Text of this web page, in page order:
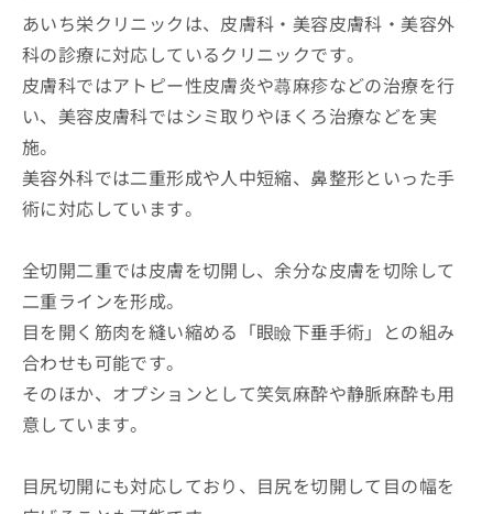
あいち栄クリニックは、皮膚科・美容皮膚科・美容外
科の診療に対応しているクリニックです。
皮膚科ではアトピー性皮膚炎や蕁麻疹などの治療を行
い、美容皮膚科ではシミ取りやほくろ治療などを実
施。
美容外科では二重形成や人中短縮、鼻整形といった手
術に対応しています。
全切開二重では皮膚を切開し、余分な皮膚を切除して
二重ラインを形成。
目を開く筋肉を縫い縮める「眼瞼下垂手術」との組み
合わせも可能です。
そのほか、オプションとして笑気麻酔や静脈麻酔も用
意しています。
目尻切開にも対応しており、目尻を切開して目の幅を